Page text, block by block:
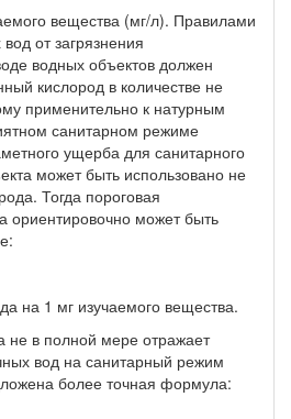
вещества (мг/л). Правилами
от загрязнения
водных объектов должен
кислород в количестве не
применительно к натурным
санитарном режиме
ущерба для санитарного
может быть использовано не
Тогда пороговая
ориентировочно может быть
на 1 мг изучаемого вещества.
не в полной мере отражает
вод на санитарный режим
более точная формула: